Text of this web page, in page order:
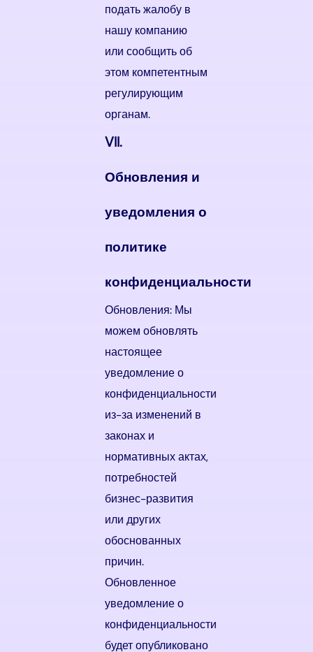
подать жалобу в
нашу компанию
или сообщить об
этом компетентным
регулирующим
органам.
VII.
Обновления и
уведомления о
политике
конфиденциальности
Обновления: Мы
можем обновлять
настоящее
уведомление о
конфиденциальности
из-за изменений в
законах и
нормативных актах,
потребностей
бизнес-развития
или других
обоснованных
причин.
Обновленное
уведомление о
конфиденциальности
будет опубликовано